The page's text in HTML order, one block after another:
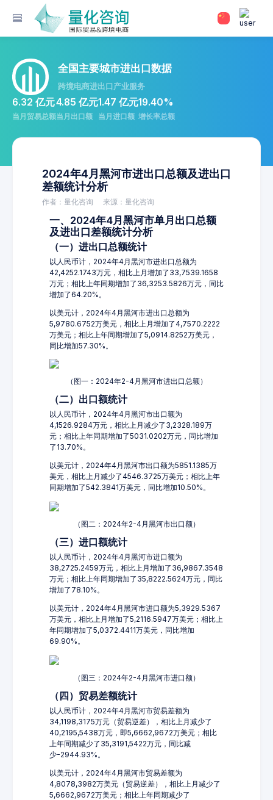
全国主要城市进出口数据
跨境电商进出口产业服务
6.32 亿元
当月贸易总额
4.85 亿元
当月出口额
1.47 亿元
当月进口额
19.40%
增长率总额
2024年4月黑河市进出口总额及进出口
差额统计分析
作者：量化咨询 来源：量化咨询
一、2024年4月黑河市单月出口总额
及进出口差额统计分析
（一）进出口总额统计
以人民币计，2024年4月黑河市进出口总额为
42,4252.1743万元，相比上月增加了33,7539.1658
万元；相比上年同期增加了36,3253.5826万元，同比
增加了64.20%。
以美元计，2024年4月黑河市进出口总额为
5,9780.6752万美元，相比上月增加了4,7570.2222
万美元；相比上年同期增加了5,0914.8252万美元，
同比增加57.30%。
（图一：2024年2-4月黑河市进出口总额）
（二）出口额统计
以人民币计，2024年4月黑河市出口额为
4,1526.9284万元，相比上月减少了3,2328.189万
元；相比上年同期增加了5031.0202万元，同比增加
了13.70%。
以美元计，2024年4月黑河市出口额为5851.1385万
美元，相比上月减少了4546.3725万美元；相比上年
同期增加了542.3841万美元，同比增加10.50%。
（图二：2024年2-4月黑河市出口额）
（三）进口额统计
以人民币计，2024年4月黑河市进口额为
38,2725.2459万元，相比上月增加了36,9867.3548
万元；相比上年同期增加了35,8222.5624万元，同比
增加了78.10%。
以美元计，2024年4月黑河市进口额为5,3929.5367
万美元，相比上月增加了5,2116.5947万美元；相比上
年同期增加了5,0372.4411万美元，同比增加
69.90%。
（图三：2024年2-4月黑河市进口额）
（四）贸易差额统计
以人民币计，2024年4月黑河市贸易差额为
34,1198,3175万元（贸易逆差），相比上月减少了
40,2195,5438万元，即5,6662,9672万美元；相比
上年同期减少了35,3191,5422万元，同比减
少-2944.93%。
以美元计，2024年4月黑河市贸易差额为
4,8078,3982万美元（贸易逆差），相比上月减少了
5,6662,9672万美元；相比上年同期减少了